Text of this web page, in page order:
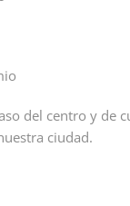
del centro y de
ciudad.